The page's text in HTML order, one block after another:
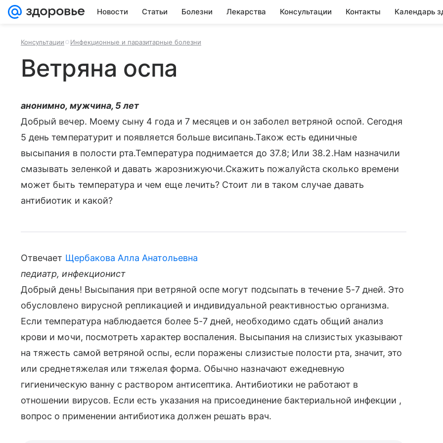
Новости Статьи Болезни Лекарства Консультации Контакты Календарь
Консультации Инфекционные и паразитарные болезни
Ветряна оспа
анонимно, мужчина, 5 лет
Добрый вечер. Моему сыну 4 года и 7 месяцев и он заболел ветряной оспой. Сегодня
5 день температурит и появляется больше висипань.Також есть единичные
высыпания в полости рта.Температура поднимается до 37.8; Или 38.2.Нам назначили
смазывать зеленкой и давать жарознижуючи.Скажить пожалуйста сколько времени
может быть температура и чем еще лечить? Стоит ли в таком случае давать
антибиотик и какой?
Отвечает Щербакова Алла Анатольевна
педиатр, инфекционист
Добрый день! Высыпания при ветряной оспе могут подсыпать в течение 5-7 дней. Это
обусловлено вирусной репликацией и индивидуальной реактивностью организма.
Если температура наблюдается более 5-7 дней, необходимо сдать общий анализ
крови и мочи, посмотреть характер воспаления. Высыпания на слизистых указывают
на тяжесть самой ветряной оспы, если поражены слизистые полости рта, значит, это
или среднетяжелая или тяжелая форма. Обычно назначают ежедневную
гигиеническую ванну с раствором антисептика. Антибиотики не работают в
отношении вирусов. Если есть указания на присоединение бактериальной инфекции ,
вопрос о применении антибиотика должен решать врач.